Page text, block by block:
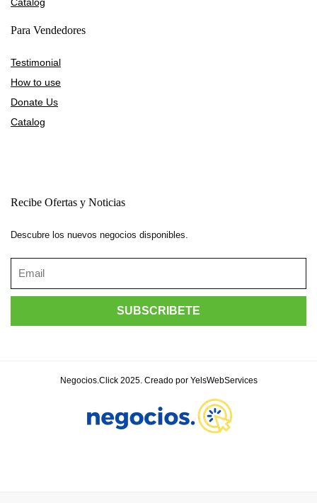
Catalog
Para Vendedores
Testimonial
How to use
Donate Us
Catalog
Recibe Ofertas y Noticias
Descubre los nuevos negocios disponibles.
Negocios.Click 2025. Creado por YelsWebServices